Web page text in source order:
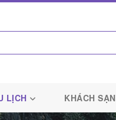
LỊCH KHÁCH SẠN